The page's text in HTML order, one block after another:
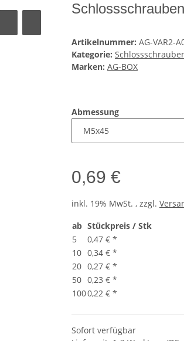
Artikelnummer: AG-VAR2-
Kategorie:
Marken: AG-BOX
Abmessung
0,69 €
inkl. 19% MwSt. , zzgl.
ab Stückpreis / Stk
5
0,47 € *
10 0,34 € *
20 0,27 € *
50 0,23 € *
1000,22 € *
Sofort verfügbar